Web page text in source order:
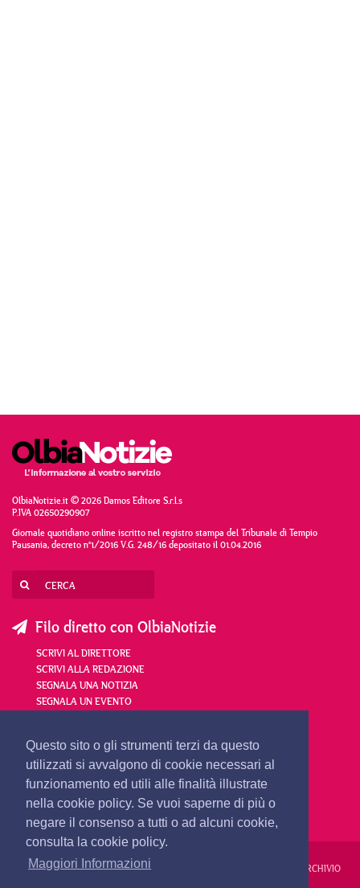
Questo sito o gli strumenti terzi da questo
utilizzati si avvalgono di cookie necessari al
funzionamento ed utili alle finalità illustrate
nella cookie policy. Se vuoi saperne di più o
negare il consenso a tutti o ad alcuni cookie,
consulta la cookie policy.
Maggiori Informazioni
OlbiaNotizie.it © 2026 Damos Editore S.r.l.s
P.IVA 02650290907
Giornale quotidiano online iscritto nel registro stampa del Tribunale di Tempio
Pausania, decreto n°1/2016 V.G. 248/16 depositato il 01.04.2016
Filo diretto con OlbiaNotizie
SCRIVI AL DIRETTORE
SCRIVI ALLA REDAZIONE
SEGNALA UNA NOTIZIA
SEGNALA UN EVENTO
redazione@olbianotizie.it
REDAZIONE PUBBLICITÀ PRIVACY E COOKIES ARCHIVIO